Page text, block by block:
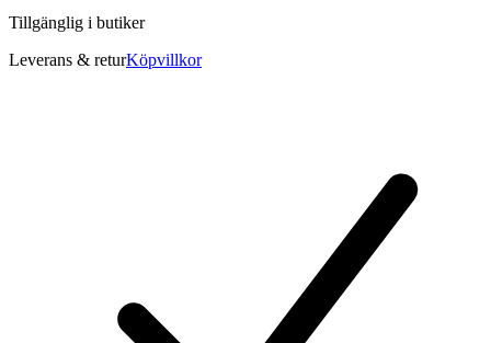
Tillgänglig i butiker
Leverans & returKöpvillkor